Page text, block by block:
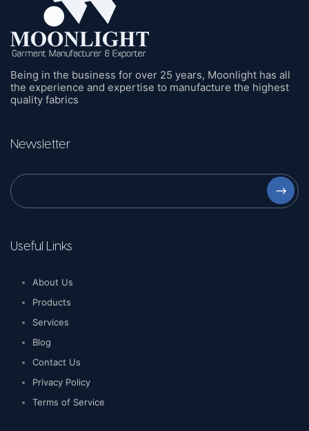
Being in the business for over 25 years, Moonlight has all
the experience and expertise to manufacture the highest
quality fabrics
Newsletter
⟶
Useful Links
About Us
Products
Services
Blog
Contact Us
Privacy Policy
Terms of Service